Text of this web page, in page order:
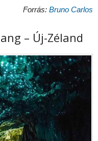
Forrás: Bruno Carlos
– Új-Zéland